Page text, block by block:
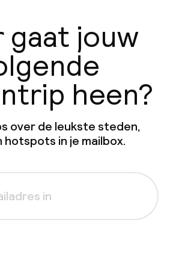
gaat jouw
heen?
over de leukste steden,
hotspots in je mailbox.